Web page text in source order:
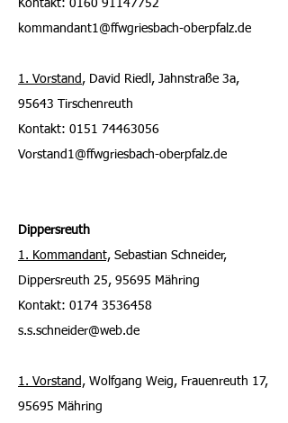
Kontakt: 0160 91147752
kommandant1@ffwgriesbach-oberpfalz.de
1. Vorstand , David Riedl, Jahnstraße 3a,
95643 Tirschenreuth
Kontakt: 0151 74463056
Vorstand1@ffwgriesbach-oberpfalz.de
Dippersreuth
1. Kommandant, Sebastian Schneider,
Dippersreuth 25, 95695 Mähring
Kontakt: 0174 3536458
s.s.schneider@web.de
1. Vorstand, Wolfgang Weig, Frauenreuth 17,
95695 Mähring